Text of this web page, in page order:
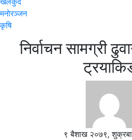
मनोरञ्जन
कृषि
निर्वाचन सामग्री
९ बैशाख २०७९,